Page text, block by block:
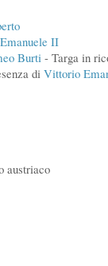
II
Burti- Targa in
di Vittorio
austriaco